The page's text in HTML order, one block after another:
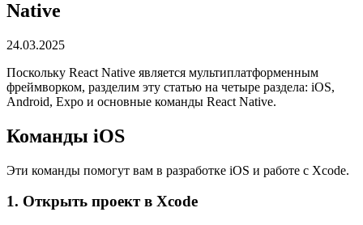
Native
24.03.2025
Поскольку React Native является мультиплатформенным
фреймворком, разделим эту статью на четыре раздела: iOS,
Android, Expo и основные команды React Native.
Команды iOS
Эти команды помогут вам в разработке iOS и работе с Xcode.
1. Открыть проект в Xcode